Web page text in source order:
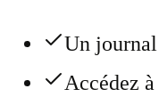
Un
Accédez